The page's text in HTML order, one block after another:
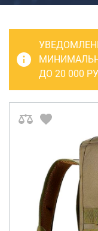
ДО 20 000